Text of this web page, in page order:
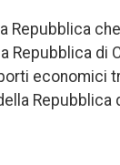
che
Repubblica di
economici
Repubblica